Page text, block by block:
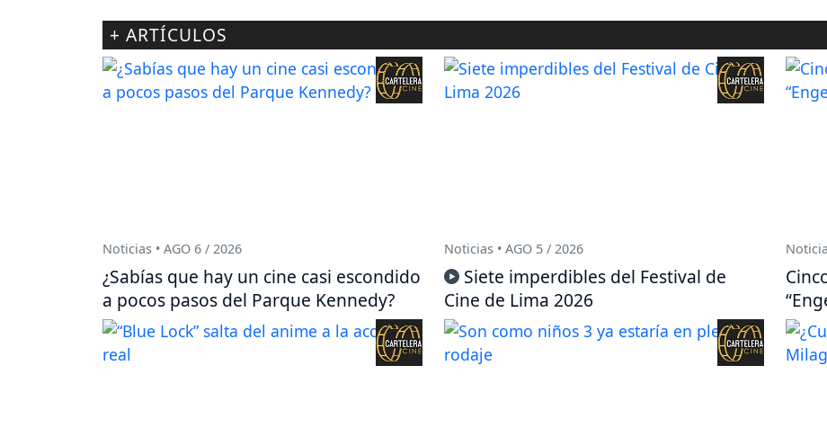
+ ARTÍCULOS
Noticias • AGO 6 / 2026
¿Sabías que hay un cine casi escondido
a pocos pasos del Parque Kennedy?
Noticias • AGO 5 / 2026
Siete imperdibles del Festival de
Cine de Lima 2026